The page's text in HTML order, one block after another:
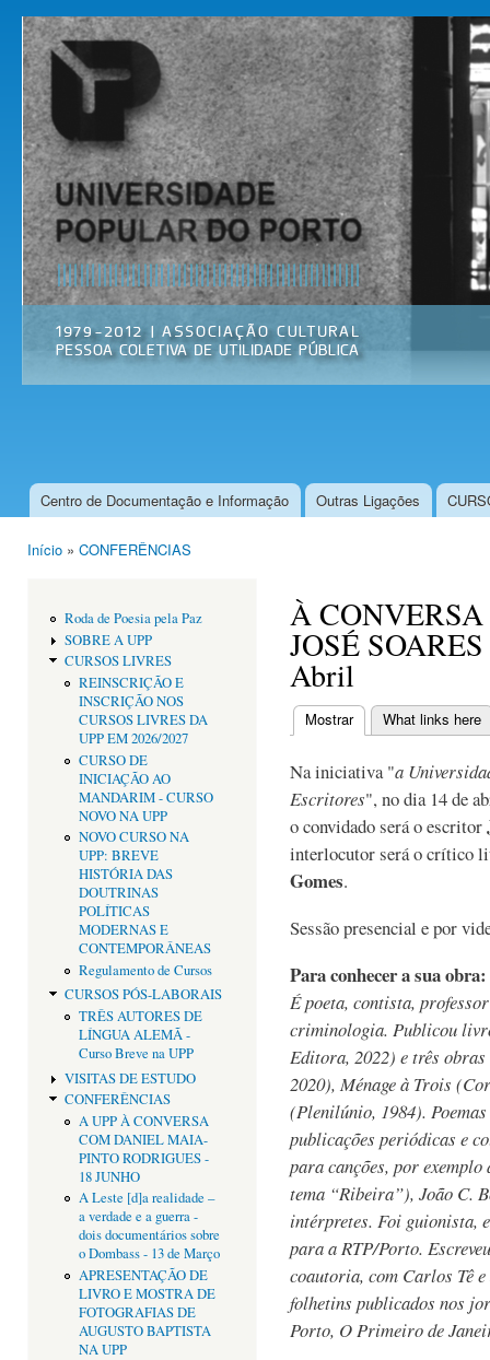
Universidade
Popular do
Porto
Associação
Cultural
Menu principal
Centro de Documentação e Informação Outras Ligações
Início » CONFERÊNCIAS
Roda de Poesia pela Paz
SOBRE A UPP
CURSOS LIVRES
REINSCRIÇÃO E
INSCRIÇÃO NOS
CURSOS LIVRES DA
UPP EM 2026/2027
CURSO DE
INICIAÇÃO AO
MANDARIM - CURSO
NOVO NA UPP
NOVO CURSO NA
UPP: BREVE
HISTÓRIA DAS
DOUTRINAS
POLÍTICAS
MODERNAS E
CONTEMPORÂNEAS
Regulamento de Cursos
CURSOS PÓS-LABORAIS
TRÊS AUTORES DE
LÍNGUA ALEMÃ -
Curso Breve na UPP
VISITAS DE ESTUDO
CONFERÊNCIAS
A UPP À CONVERSA
COM DANIEL MAIA-
PINTO RODRIGUES -
18 JUNHO
A Leste [d]a realidade –
a verdade e a guerra -
dois documentários sobre
o Dombass - 13 de Março
APRESENTAÇÃO DE
LIVRO E MOSTRA DE
FOTOGRAFIAS DE
AUGUSTO BAPTISTA
NA UPP
À
JOSÉ
Abril
Separadores
Mostrar(separador ativo)
What links here
Na iniciativa "a
Escritores", no dia 14 de
o convidado será o escritor
interlocutor será o crítico
Gomes.
Sessão presencial e por
Para conhecer a sua obra:
É poeta, contista,
criminologia. Publicou
Editora, 2022) e três
2020), Ménage à Trois
(Plenilúnio, 1984).
publicações periódicas e
para canções, por
tema “Ribeira”), João C.
intérpretes. Foi guionista,
para a RTP/Porto.
coautoria, com Carlos Tê
folhetins publicados nos
Porto, O Primeiro de